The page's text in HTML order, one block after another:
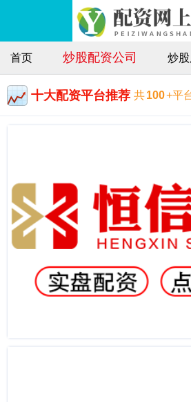
首页 炒股配资公司 炒
十大配资平台推荐 共100+平